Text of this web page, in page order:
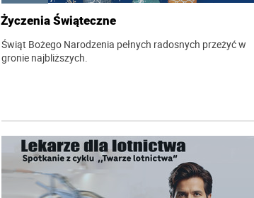
Życzenia Świąteczne
Świąt Bożego Narodzenia pełnych radosnych przeżyć w
gronie najbliższych.